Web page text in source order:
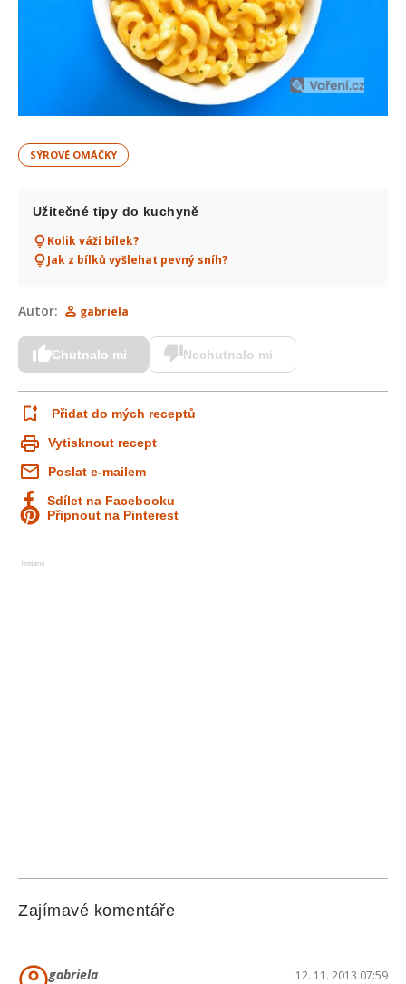
SÝROVÉ OMÁČKY
Užitečné tipy do kuchyně
Kolik váží bílek?
Jak z bílků vyšlehat pevný sníh?
Autor: gabriela
Chutnalo mi Nechutnalo mi
Přidat do mých receptů
Vytisknout recept
Poslat e-mailem
Sdílet na Facebooku
Připnout na Pinterest
Reklama
Zajímavé komentáře
gabriela 12. 11. 2013 07:59